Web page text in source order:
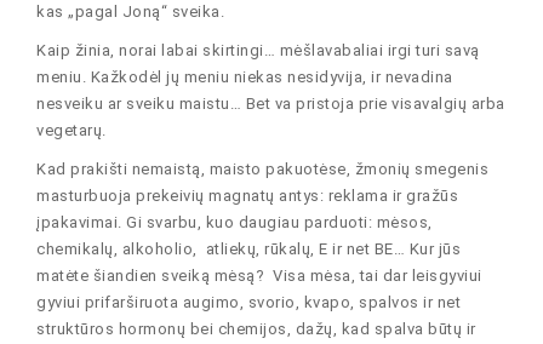
kas „pagal Joną“ sveika.
Kaip žinia, norai labai skirtingi… mėšlavabaliai irgi turi savą
meniu. Kažkodėl jų meniu niekas nesidyvija, ir nevadina
nesveiku ar sveiku maistu… Bet va pristoja prie visavalgių arba
vegetarų.
Kad prakišti nemaistą, maisto pakuotėse, žmonių smegenis
masturbuoja prekeivių magnatų antys: reklama ir gražūs
įpakavimai. Gi svarbu, kuo daugiau parduoti: mėsos,
chemikalų, alkoholio, atliekų, rūkalų, E ir net BE… Kur jūs
matėte šiandien sveiką mėsą? Visa mėsa, tai dar leisgyviui
gyviui prifarširuota augimo, svorio, kvapo, spalvos ir net
struktūros hormonų bei chemijos, dažų, kad spalva būtų ir